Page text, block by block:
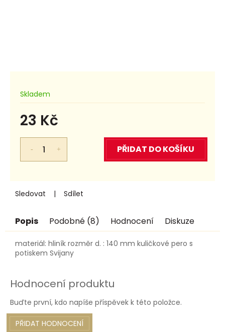
Skladem
23 Kč
Měrná
cena:
PŘIDAT DO KOŠÍKU
Sledovat Sdílet
Popis Podobné (8) Hodnocení Diskuze
materiál: hliník rozměr d. : 140 mm kuličkové pero s
potiskem Svijany
Hodnocení produktu
Buďte první, kdo napíše příspěvek k této položce.
PŘIDAT HODNOCENÍ